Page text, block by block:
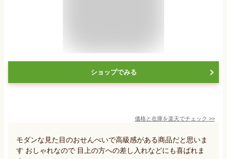
ショップでみる
価格と在庫を楽天でチェック >>
モダンな見た目のおせんべいで高級感がある商品だと思いま
す おしゃれなので 目上の方への差し入れなどにも喜ばれま